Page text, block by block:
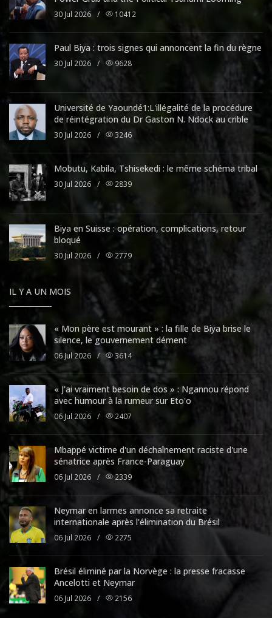
30 Jul 2026 / 10412
Paul Biya : trois signes qui annoncent la fin du règne
30 Jul 2026 / 9628
Université de Yaoundé1:L'illégalité de la procédure
de réintégration du Dr Gaston N. Ndock au crible
30 Jul 2026 / 3246
Mobutu, Kabila, Tshisekedi : le même schéma tribal
30 Jul 2026 / 2839
Biya en Suisse : opération, complications, retour
bloqué
30 Jul 2026 / 2779
IL Y A UN MOIS
« Mon père est mourant » : la fille de Biya brise le
silence, le gouvernement dément
06 Jul 2026 / 3614
« J'ai vraiment besoin de dos » : Ngannou répond
avec humour à la rumeur sur Eto'o
06 Jul 2026 / 2407
Mbappé victime d'un déchaînement raciste d'une
sénatrice après France-Paraguay
06 Jul 2026 / 2339
Neymar en larmes annonce sa retraite
internationale après l'élimination du Brésil
06 Jul 2026 / 2275
Brésil éliminé par la Norvège : la presse fracasse
Ancelotti et Neymar
06 Jul 2026 / 2156